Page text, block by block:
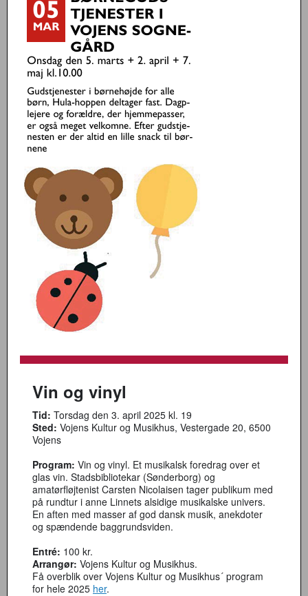
Vin og vinyl
Tid: Torsdag den 3. april 2025 kl. 19
Sted: Vojens Kultur og Musikhus, Vestergade 20, 6500
Vojens
Program: Vin og vinyl. Et musikalsk foredrag over et
glas vin. Stadsbibliotekar (Sønderborg) og
amatørfløjtenist Carsten Nicolaisen tager publikum med
på rundtur i anne Linnets alsidige musikalske univers.
En aften med masser af god dansk musik, anekdoter
og spændende baggrundsviden.
Entré: 100 kr.
Arrangør: Vojens Kultur og Musikhus.
Få overblik over Vojens Kultur og Musikhus´ program
for hele 2025 her.